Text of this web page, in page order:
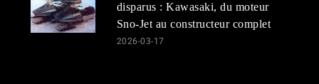
disparus : Kawasaki, du moteur
Sno-Jet au constructeur complet
2026-03-17